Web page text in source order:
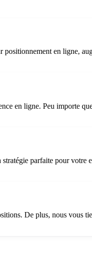
positionnement en ligne,
en ligne. Peu importe
parfaite pour votre
De plus, nous vous